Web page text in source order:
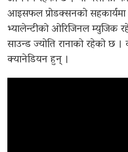
आइसफल प्रोडक्सनको सहकार्यमा
भ्यालेन्टीको ओरिजिनल म्युजिक
साउन्ड ज्योति रानाको रहेको छ ।
क्यानेडियन हुन् ।